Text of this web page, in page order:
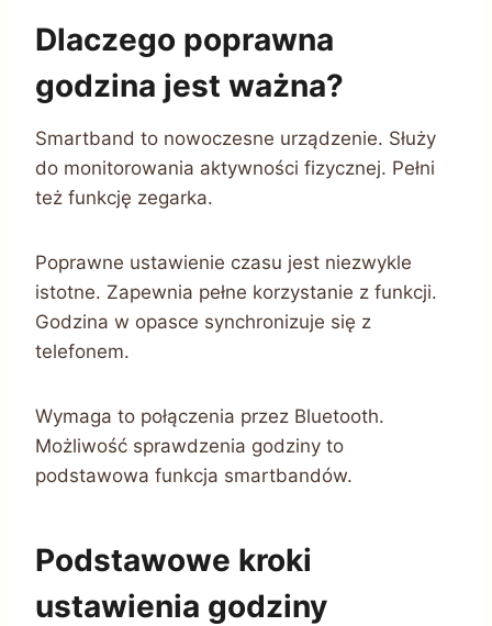
Dlaczego poprawna
godzina jest ważna?
Smartband to nowoczesne urządzenie. Służy
do monitorowania aktywności fizycznej. Pełni
też funkcję zegarka.
Poprawne ustawienie czasu jest niezwykle
istotne. Zapewnia pełne korzystanie z funkcji.
Godzina w opasce synchronizuje się z
telefonem.
Wymaga to połączenia przez Bluetooth.
Możliwość sprawdzenia godziny to
podstawowa funkcja smartbandów.
Podstawowe kroki
ustawienia godziny